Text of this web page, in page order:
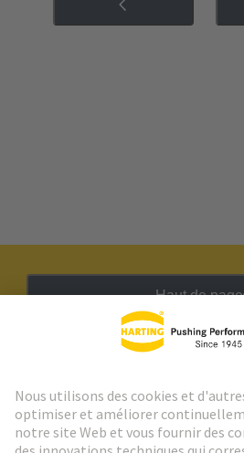
Haut de page